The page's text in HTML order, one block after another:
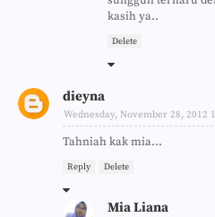
kasih ya..
Delete
dieyna
Wednesday, November 28, 2012
Tahniah kak mia...
Reply Delete
Mia Liana